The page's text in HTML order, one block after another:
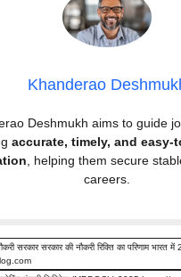
Khanderao
Deshmukh aims to guide
accurate, timely, and easy-
, helping them secure
careers.
सरकार सरकार की नौकरी रिक्ति का परिणाम भारत